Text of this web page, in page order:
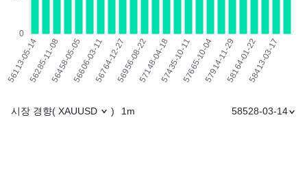
시장 경향( XAUUSD ) 1m 58528-03-14